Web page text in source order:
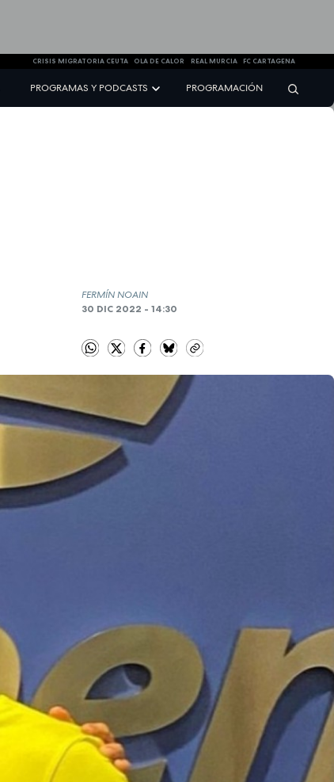
CRISIS MIGRATORIA CEUTA OLA DE CALOR REAL MURCIA FC CARTAGENA
PROGRAMAS Y PODCASTS PROGRAMACIÓN
FERMÍN NOAIN
30 DIC 2022 - 14:30